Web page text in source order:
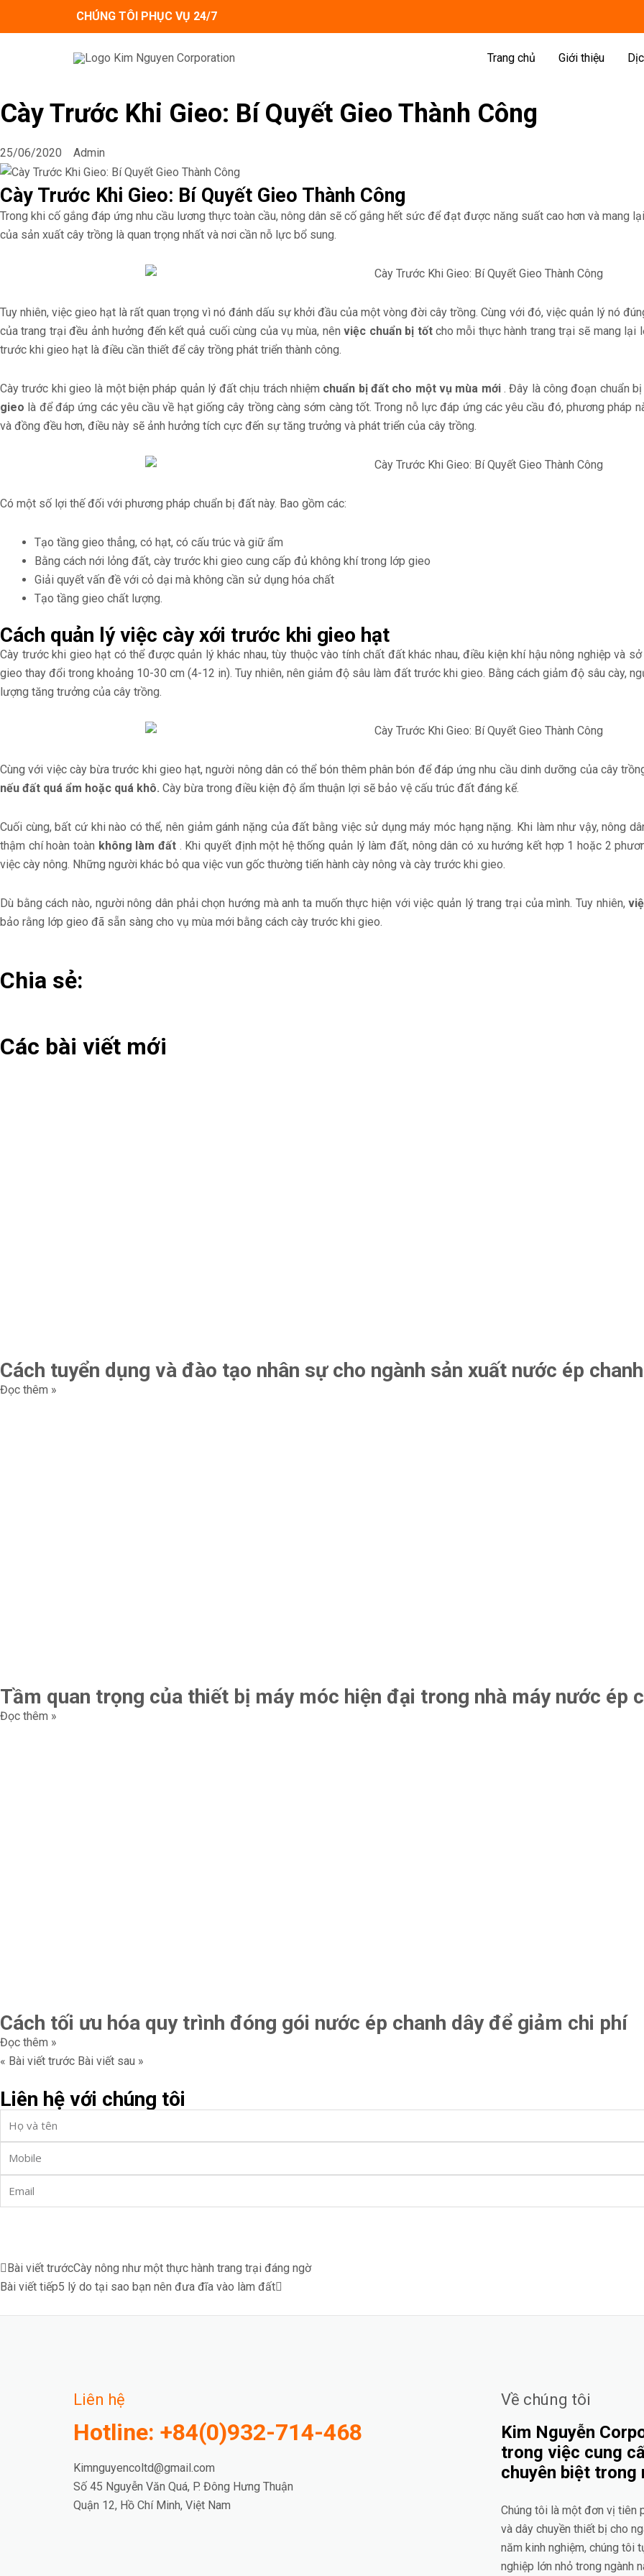
CHÚNG TÔI PHỤC VỤ 24/7
Trang chủ Giới thiệu
Cày Trước Khi Gieo: Bí Quyết Gieo Thành Công
25/06/2020 Admin
Cày Trước Khi Gieo: Bí Quyết Gieo Thành Công
Trong khi cố gắng đáp ứng nhu cầu lương thực toàn cầu, nông dân sẽ cố gắng hết sức để đạt được năng suất cao hơn và mang
của sản xuất cây trồng là quan trọng nhất và nơi cần nỗ lực bổ sung.
Tuy nhiên, việc gieo hạt là rất quan trọng vì nó đánh dấu sự khởi đầu của một vòng đời cây trồng. Cùng với đó, việc quản lý nó
của trang trại đều ảnh hưởng đến kết quả cuối cùng của vụ mùa, nênviệc chuẩn bị tốt cho mỗi thực hành trang trại sẽ mang lại
trước khi gieo hạt là điều cần thiết để cây trồng phát triển thành công.
Cày trước khi gieo là một biện pháp quản lý đất chịu trách nhiệm chuẩn bị đất cho một vụ mùa mới . Đây là công đoạn chuẩn
gieo là để đáp ứng các yêu cầu về hạt giống cây trồng càng sớm càng tốt. Trong nỗ lực đáp ứng các yêu cầu đó, phương pháp
và đồng đều hơn, điều này sẽ ảnh hưởng tích cực đến sự tăng trưởng và phát triển của cây trồng.
Có một số lợi thế đối với phương pháp chuẩn bị đất này. Bao gồm các:
Tạo tầng gieo thẳng, có hạt, có cấu trúc và giữ ẩm
Bằng cách nới lỏng đất, cày trước khi gieo cung cấp đủ không khí trong lớp gieo
Giải quyết vấn đề với cỏ dại mà không cần sử dụng hóa chất
Tạo tầng gieo chất lượng.
Cách quản lý việc cày xới trước khi gieo hạt
Cày trước khi gieo hạt có thể được quản lý khác nhau, tùy thuộc vào tính chất đất khác nhau, điều kiện khí hậu nông nghiệp và
gieo thay đổi trong khoảng 10-30 cm (4-12 in). Tuy nhiên, nên giảm độ sâu làm đất trước khi gieo. Bằng cách giảm độ sâu cày,
lượng tăng trưởng của cây trồng.
Cùng với việc cày bừa trước khi gieo hạt, người nông dân có thể bón thêm phân bón để đáp ứng nhu cầu dinh dưỡng của cây
nếu đất quá ẩm hoặc quá khô. Cày bừa trong điều kiện độ ẩm thuận lợi sẽ bảo vệ cấu trúc đất đáng kể.
Cuối cùng, bất cứ khi nào có thể, nên giảm gánh nặng của đất bằng việc sử dụng máy móc hạng nặng. Khi làm như vậy, nông
thậm chí hoàn toàn không làm đất
. Khi quyết định một hệ thống quản lý làm đất, nông dân có xu hướng kết hợp 1 hoặc 2
việc cày nông. Những người khác bỏ qua việc vun gốc thường tiến hành cày nông và cày trước khi gieo.
Dù bằng cách nào, người nông dân phải chọn hướng mà anh ta muốn thực hiện với việc quản lý trang trại của mình. Tuy nhiên,
bảo rằng lớp gieo đã sẵn sàng cho vụ mùa mới bằng cách cày trước khi gieo.
Chia sẻ:
Các bài viết mới
Cách tuyển dụng và đào tạo nhân sự cho ngành sản xuất nước ép
Đọc thêm »
Tầm quan trọng của thiết bị máy móc hiện đại trong nhà máy nước ép
Đọc thêm »
Cách tối ưu hóa quy trình đóng gói nước ép chanh dây để giảm chi phí
Đọc thêm »
« Bài viết trước Bài viết sau »
Liên hệ với chúng tôi
Name
Prev
Bài viết trướcCày nông như một thực hành trang trại đáng ngờ
Bài viết tiếp5 lý do tại sao bạn nên đưa đĩa vào làm đất
Next
Liên hệ
Hotline: +84(0)932-714-468
Kimnguyencoltd@gmail.com
Số 45 Nguyễn Văn Quá, P. Đông Hưng Thuận
Quận 12, Hồ Chí Minh, Việt Nam
Về chúng tôi
Kim Nguyễn
trong việc cung
chuyên biệt trong
Chúng tôi là một đơn vị tiên
và dây chuyền thiết bị cho
năm kinh nghiệm, chúng tôi
nghiệp lớn nhỏ trong ngành